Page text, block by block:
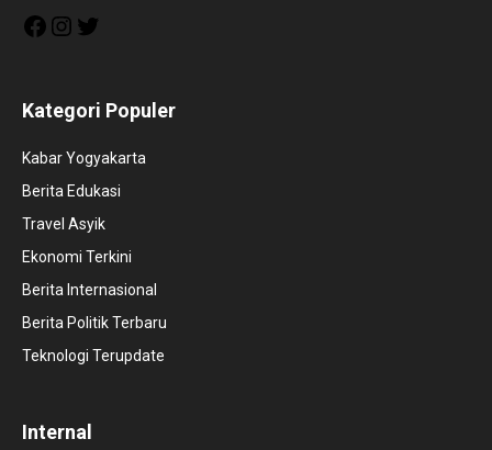
FacebookInstagram
Kategori Populer
Kabar Yogyakarta
Berita Edukasi
Travel Asyik
Ekonomi Terkini
Berita Internasional
Berita Politik Terbaru
Teknologi Terupdate
Internal